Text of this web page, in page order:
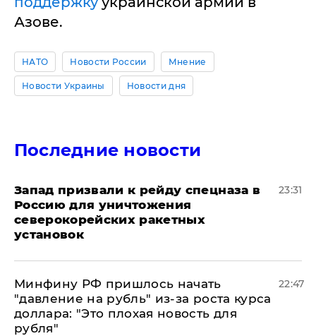
Азове.
НАТО Новости России Мнение
Новости Украины Новости дня
Последние новости
Запад призвали к рейду спецназа в
Россию для уничтожения
северокорейских ракетных
установок
23:31
Минфину РФ пришлось начать
"давление на рубль" из-за роста курса
доллара: "Это плохая новость для
рубля"
22:47